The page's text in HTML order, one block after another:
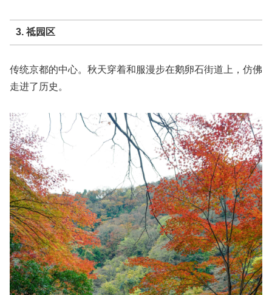
3. 祗园区
传统京都的中心。秋天穿着和服漫步在鹅卵石街道上，仿佛
走进了历史。